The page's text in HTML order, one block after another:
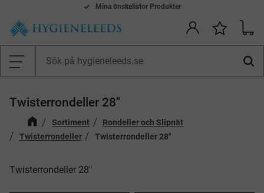
Meny
Mina önskelistor Produkter
Smidiga betalsätt: Faktura, Kort, Swish & Klarna
Twisterrondeller 28"
Sortiment
Rondeller och Slipnät
Twisterrondeller
Twisterrondeller 28"
Twisterrondeller 28"